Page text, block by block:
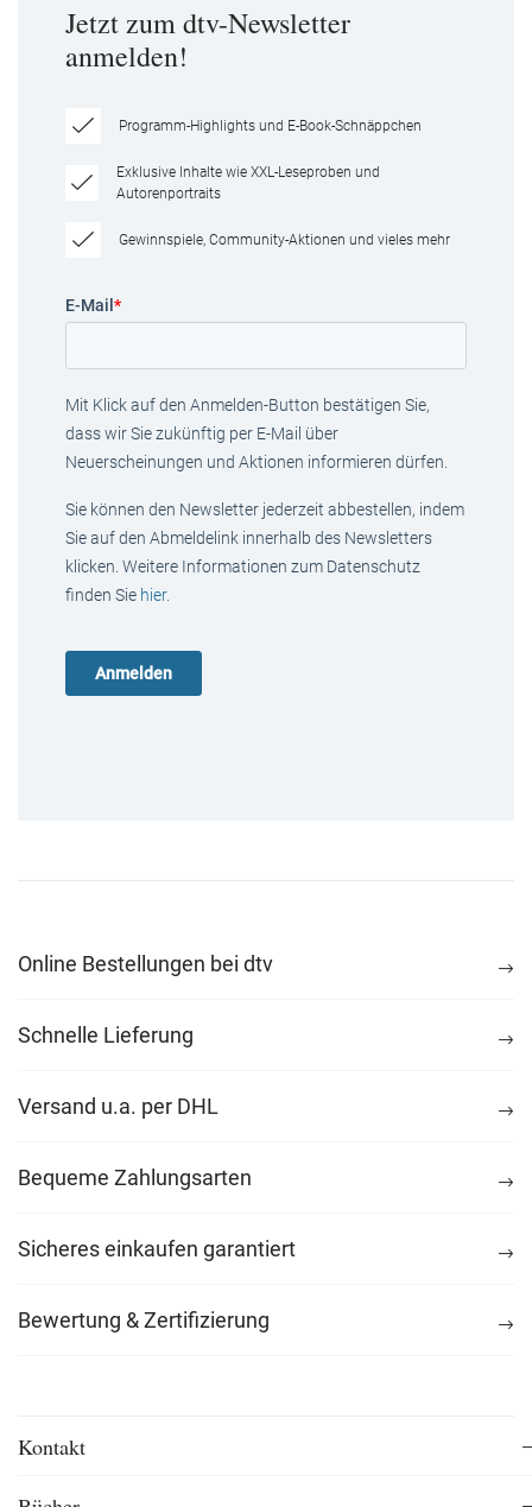
Jetzt zum dtv-Newsletter
anmelden!
Programm-Highlights und E-Book-Schnäppchen
Exklusive Inhalte wie XXL-Leseproben und
Autorenportraits
Gewinnspiele, Community-Aktionen und vieles mehr
E-Mail *
Mit Klick auf den Anmelden-Button bestätigen Sie,
dass wir Sie zukünftig per E-Mail über
Neuerscheinungen und Aktionen informieren dürfen.
Sie können den Newsletter jederzeit abbestellen, indem
Sie auf den Abmeldelink innerhalb des Newsletters
klicken. Weitere Informationen zum Datenschutz
finden Sie hier.
Online Bestellungen bei dtv
Schnelle Lieferung
Versand u.a. per DHL
Bequeme Zahlungsarten
Sicheres einkaufen garantiert
Bewertung & Zertifizierung
Kontakt